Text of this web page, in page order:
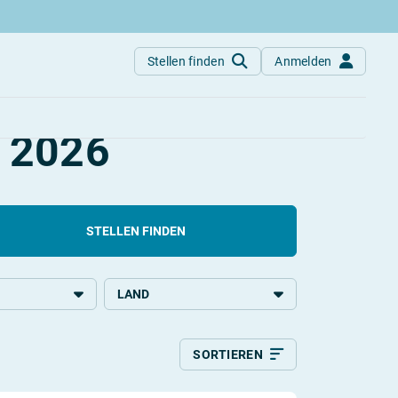
Stellen finden Anmelden
STELLEN FINDEN
LAND
Deutschland
SORTIEREN